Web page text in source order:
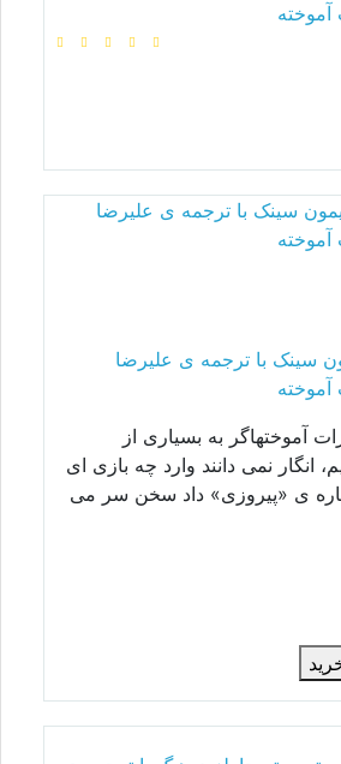
سینک با ترجمه ی علیرضا
آموختهاگر به بسیاری از
نمی دانند وارد چه بازی ای
ی «پیروزی» داد سخن سر می